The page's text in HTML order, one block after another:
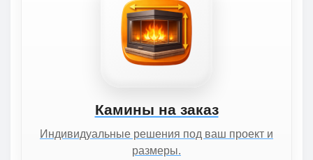
Камины на заказ
Индивидуальные решения под ваш проект и
размеры.